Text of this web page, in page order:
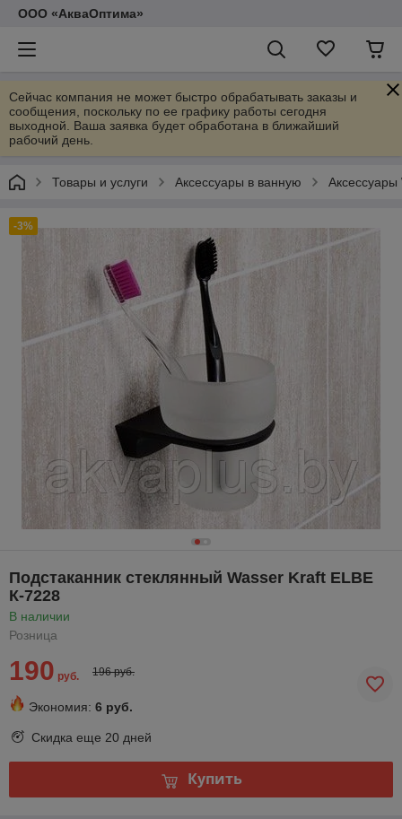
ООО «АкваОптима»
Сейчас компания не может быстро обрабатывать заказы и
сообщения, поскольку по ее графику работы сегодня
выходной. Ваша заявка будет обработана в ближайший
рабочий день.
Товары и услуги Аксессуары в ванную
-3%
Подстаканник стеклянный Wasser Kraft ELBE
К-7228
В наличии
Розница
190 руб. 196 руб.
Экономия: 6 руб.
Скидка еще 20 дней
Купить